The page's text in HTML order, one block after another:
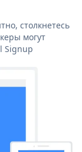
столкнетесь
могут
Signup